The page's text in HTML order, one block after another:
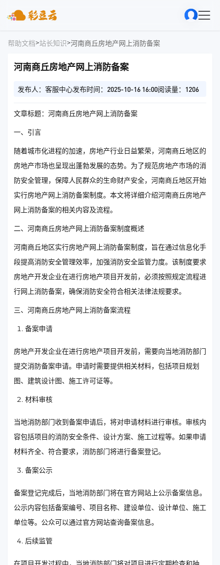
帮助文档>站长知识>河南商丘房地产网上消防备案
河南商丘房地产网上消防备案
发布人：客服中心发布时间：2025-10-16 16:00阅读量：1206
文章标题：河南商丘房地产网上消防备案
一、引言
随着城市化进程的加速，房地产行业日益繁荣，河南商丘地区的
房地产市场也呈现出蓬勃发展的态势。为了规范房地产市场的消
防安全管理，保障人民群众的生命财产安全，河南商丘地区开始
实行房地产网上消防备案制度。本文将详细介绍河南商丘房地产
网上消防备案的相关内容及流程。
二、河南商丘房地产网上消防备案制度概述
河南商丘地区实行房地产网上消防备案制度，旨在通过信息化手
段提高消防安全管理效率，加强消防安全监管力度。该制度要求
房地产开发企业在进行房地产项目开发前，必须按照规定流程进
行网上消防备案，确保消防安全符合相关法律法规要求。
三、河南商丘房地产网上消防备案流程
备案申请
房地产开发企业在进行房地产项目开发前，需要向当地消防部门
提交消防备案申请。申请时需要提供相关材料，包括项目规划
图、建筑设计图、施工许可证等。
材料审核
当地消防部门收到备案申请后，将对申请材料进行审核。审核内
容包括项目的消防安全条件、设计方案、施工过程等。如果申请
材料齐全、符合要求，消防部门将进行备案登记。
备案公示
备案登记完成后，当地消防部门将在官方网站上公示备案信息。
公示内容包括备案编号、项目名称、建设单位、设计单位、施工
单位等。公众可以通过官方网站查询备案信息。
后续监管